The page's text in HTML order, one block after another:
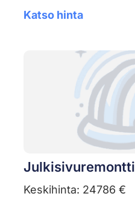
Katso hinta
Julkisivuremontti
Keskihinta: 24786 €